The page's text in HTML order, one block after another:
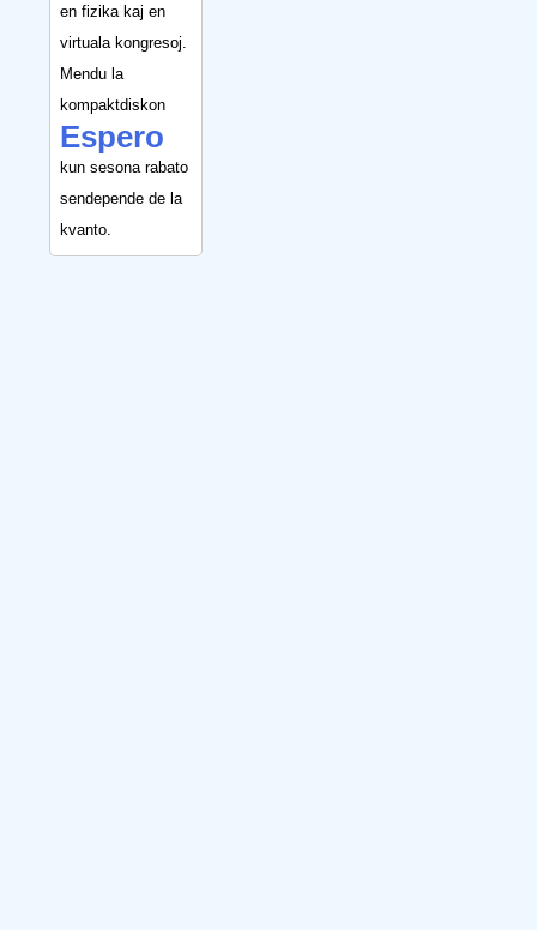
en fizika kaj en
virtuala kongresoj.
Mendu la
kompaktdiskon
Espero
kun sesona rabato
sendepende de la
kvanto.